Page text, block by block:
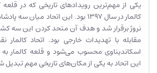
یکی از مهم‌ترین رویدادهای تاریخی که در قلعه
کالمار در سال 1397 بود. این اتحاد
نروژ برقرار شد و هدف آن متحد کردن این سه
مقابله با تهدیدات خارجی بود. اتحاد کالمار
اسکاندیناوی محسوب می‌شود و قلعه کالمار
این اتحاد به یکی از مکان‌های تاریخی مهم تبدیل